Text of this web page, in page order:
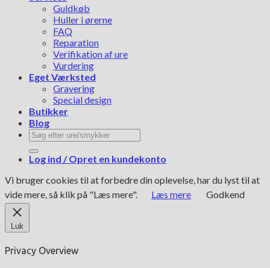
Guldkøb
Huller i ørerne
FAQ
Reparation
Verifikation af ure
Vurdering
Eget Værksted
Gravering
Special design
Butikker
Blog
Søg
efter:
Log ind / Opret en kundekonto
Vi bruger cookies til at forbedre din oplevelse, har du lyst til at
vide mere, så klik på "Læs mere".
Læs mere Godkend
Luk
Privacy Overview